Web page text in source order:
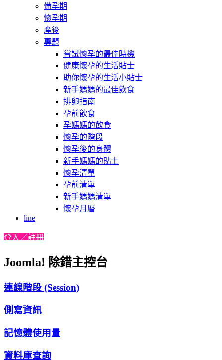
備孕期
懷孕期
產後
專題
嘗試懷孕的最佳時機
健康懷孕的生活貼士
助你懷孕的生活小貼士
新手媽媽的最佳飲食
排卵指南
孕前飲食
孕媽媽的飲食
懷孕的階段
懷孕後的身體
新手媽媽的貼士
懷孕清單
孕前清單
新手媽媽清單
懷孕月曆
line
登入／註冊
Joomla! 除錯主控台
連線階段 (Session)
側寫資訊
記憶體使用量
資料庫查詢